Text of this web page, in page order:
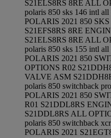
S21ELS8RS 8RE ALL
polaris 850 sks 146 intl all
POLARIS 2021 850
S21EFS8RS 8RE
S21ELS8RS 8RE ALL
polaris 850 sks 155 intl all
POLARIS 2021 850
OPTIONS R02
VALVE ASM
polaris 850 switchback
POLARIS 2021 850
R01 S21DDL8RS
S21DDL8RS ALL
polaris 850 switchback
POLARIS 2021